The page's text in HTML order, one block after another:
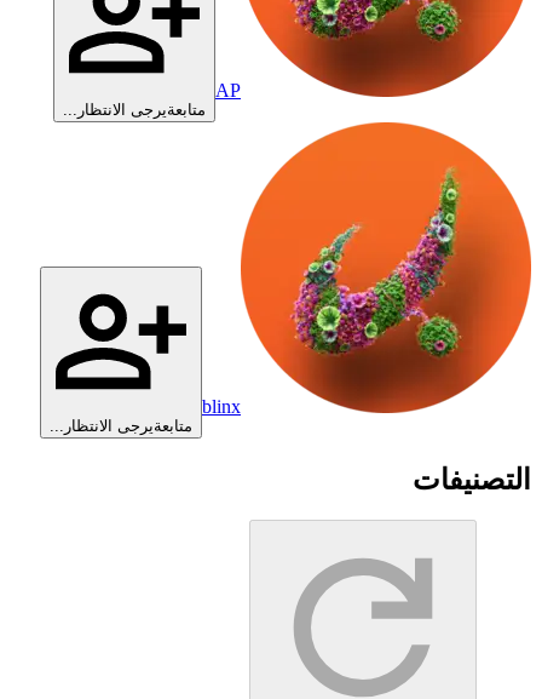
AP
متابعةيرجى الانتظار...
blinx
متابعةيرجى الانتظار...
التصنيفات